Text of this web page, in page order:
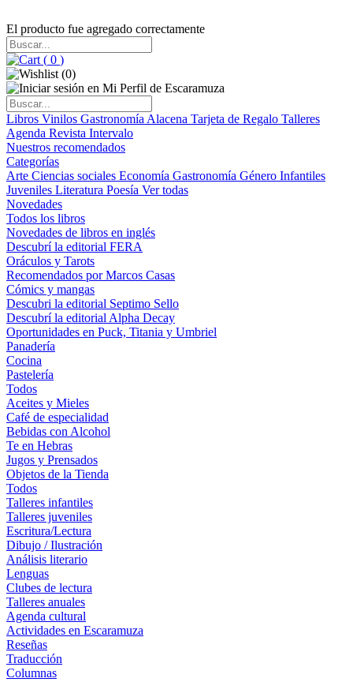
El producto fue agregado correctamente
( 0 )
(0)
Libros Vinilos Gastronomía Alacena Tarjeta de Regalo Talleres
Agenda Revista Intervalo
Nuestros recomendados
Categorías
Arte Ciencias sociales Economía Gastronomía Género Infantiles
Juveniles Literatura Poesía Ver todas
Novedades
Todos los libros
Novedades de libros en inglés
Descubrí la editorial FERA
Oráculos y Tarots
Recomendados por Marcos Casas
Cómics y mangas
Descubri la editorial Septimo Sello
Descubrí la editorial Alpha Decay
Oportunidades en Puck, Titania y Umbriel
Panadería
Cocina
Pastelería
Todos
Aceites y Mieles
Café de especialidad
Bebidas con Alcohol
Te en Hebras
Jugos y Prensados
Objetos de la Tienda
Todos
Talleres infantiles
Talleres juveniles
Escritura/Lectura
Dibujo / Ilustración
Análisis literario
Lenguas
Clubes de lectura
Talleres anuales
Agenda cultural
Actividades en Escaramuza
Reseñas
Traducción
Columnas